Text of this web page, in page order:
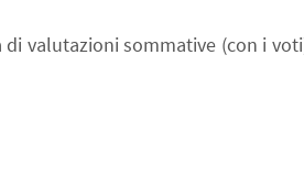
valutazioni sommative (con i